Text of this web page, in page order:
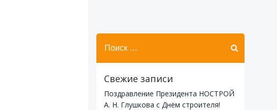
Найти:
Свежие записи
Поздравление Президента НОСТРОЙ
А. Н. Глушкова с Днём строителя!